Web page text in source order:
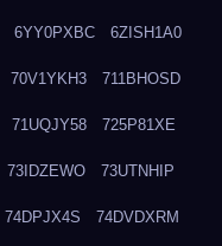
6YY0PXBC 6ZISH1A0
70V1YKH3 711BHOSD
71UQJY58 725P81XE
73IDZEWO 73UTNHIP
74DPJX4S 74DVDXRM